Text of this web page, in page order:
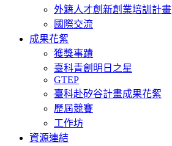
外籍人才創新創業培訓計畫
國際交流
成果花絮
獲獎事蹟
臺科青創明日之星
GTEP
臺科赴矽谷計畫成果花絮
歷屆競賽
工作坊
資源連結